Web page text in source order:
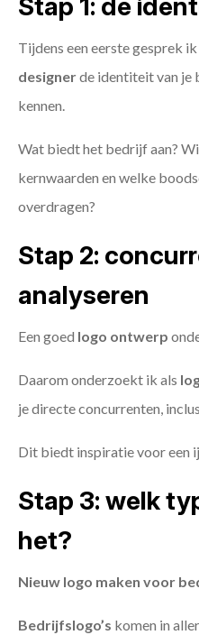
Stap 1: de
Tijdens een eerste gesprek ik
designerde identiteit van je
kennen.
Wat biedt het bedrijf aan?
kernwaarden en welke
overdragen?
Stap 2:
analyseren
Een goed logo ontwerp
Daarom onderzoekt ik als
je directe concurrenten,
Dit biedt inspiratie voor een
Stap 3: welk
het?
Nieuw logo maken voor
Bedrijfslogo’s komen in